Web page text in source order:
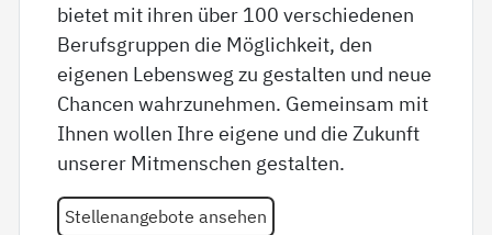
bietet mit ihren über 100 verschiedenen
Berufsgruppen die Möglichkeit, den
eigenen Lebensweg zu gestalten und neue
Chancen wahrzunehmen. Gemeinsam mit
Ihnen wollen Ihre eigene und die Zukunft
unserer Mitmenschen gestalten.
Stellenangebote ansehen